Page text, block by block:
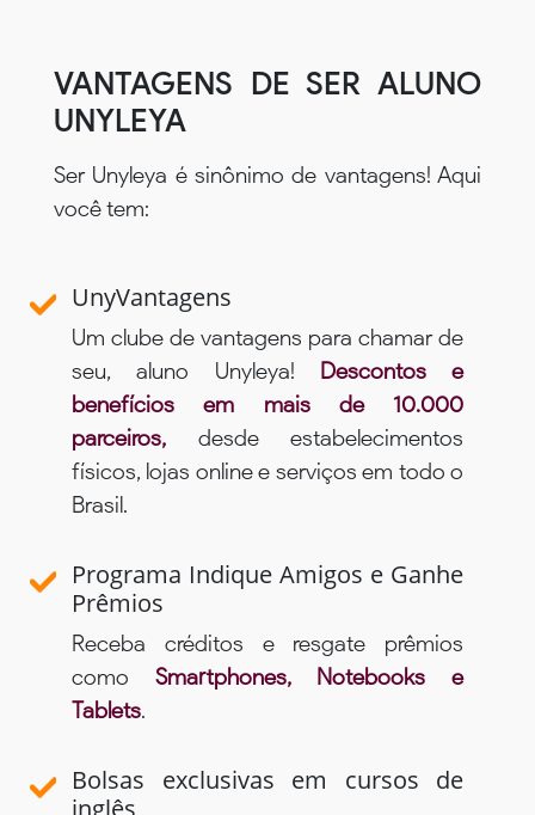
VANTAGENS DE SER ALUNO
UNYLEYA
Ser Unyleya é sinônimo de vantagens! Aqui
você tem:
UnyVantagens
Um clube de vantagens para chamar de
seu, aluno Unyleya! Descontos e
benefícios em mais de 10.000
parceiros, desde estabelecimentos
físicos, lojas online e serviços em todo o
Brasil.
Programa Indique Amigos e Ganhe
Prêmios
Receba créditos e resgate prêmios
como Smartphones, Notebooks e
Tablets.
Bolsas exclusivas em cursos de